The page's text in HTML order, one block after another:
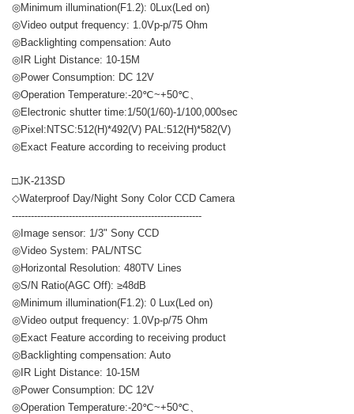
◎Minimum illumination(F1.2): 0Lux(Led on)
◎Video output frequency: 1.0Vp-p/75 Ohm
◎Backlighting compensation: Auto
◎IR Light Distance: 10-15M
◎Power Consumption: DC 12V
◎Operation Temperature:-20℃~+50℃、
◎Electronic shutter time:1/50(1/60)-1/100,000sec
◎Pixel:NTSC:512(H)*492(V) PAL:512(H)*582(V)
◎Exact Feature according to receiving product
□JK-213SD
◇Waterproof Day/Night Sony Color CCD Camera
------------------------------------------------------------
◎Image sensor: 1/3" Sony CCD
◎Video System: PAL/NTSC
◎Horizontal Resolution: 480TV Lines
◎S/N Ratio(AGC Off): ≥48dB
◎Minimum illumination(F1.2): 0 Lux(Led on)
◎Video output frequency: 1.0Vp-p/75 Ohm
◎Exact Feature according to receiving product
◎Backlighting compensation: Auto
◎IR Light Distance: 10-15M
◎Power Consumption: DC 12V
◎Operation Temperature:-20℃~+50℃、